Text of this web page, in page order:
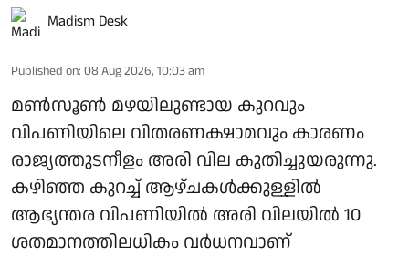
Madism Desk
Published on: 08 Aug 2026, 10:03 am
മണ്‍സൂണ്‍ മഴയിലുണ്ടായ കുറവും
വിപണിയിലെ വിതരണക്ഷാമവും കാരണം
രാജ്യത്തുടനീളം അരി വില കുതിച്ചുയരുന്നു.
കഴിഞ്ഞ കുറച്ച് ആഴ്ചകള്‍ക്കുള്ളില്‍
ആഭ്യന്തര വിപണിയില്‍ അരി വിലയില്‍ 10
ശതമാനത്തിലധികം വര്‍ധനവാണ്